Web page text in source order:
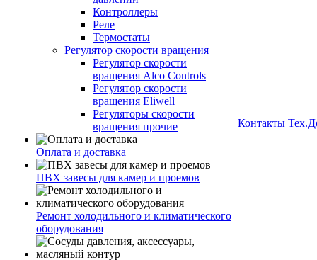
Контроллеры
Реле
Термостаты
Регулятор скорости вращения
Регулятор скорости
вращения Alco Controls
Регулятор скорости
вращения Eliwell
Регуляторы скорости
вращения прочие
Оплата и доставка
ПВХ завесы для камер и проемов
Ремонт холодильного и климатического
оборудования
Контакты